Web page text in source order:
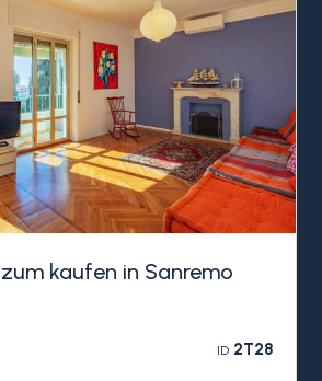
kaufen in Sanremo
ID2T28